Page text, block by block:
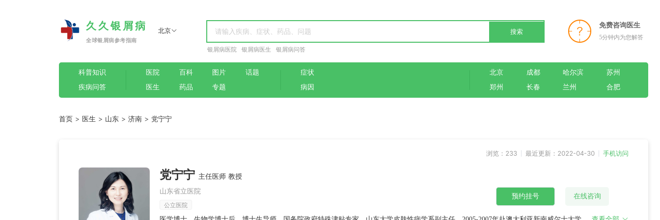
久久银屑病
全球银屑病参考指南
北京 搜索
银屑病医院 银屑病医生 银屑病问答
免费咨询医生
5分钟内为您解答
科普知识
疾病问答
医院
医生
百科
药品
图片
专题
话题
症状
病因
北京
郑州
成都
长春
哈尔滨
兰州
苏州
合肥
首页 > 医生 > 山东 > 济南 > 党宁宁
浏览：233 最近更新：2022-04-30 手机访问
党宁宁 主任医师 教授
山东省立医院
公立医院
预约挂号 在线咨询